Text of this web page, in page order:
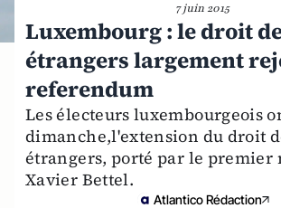
7 juin 2015
Luxembourg : le droit
étrangers largement
referendum
Les électeurs luxembourgeois
dimanche,l'extension du droit
étrangers, porté par le premier
Xavier Bettel.
Atlantico Rédaction